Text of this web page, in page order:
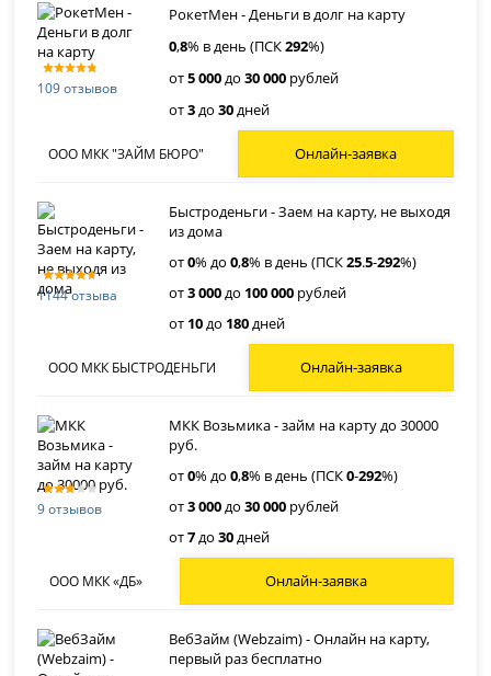
109 отзывов
РокетМен - Деньги в долг на карту
0,8% в день (ПСК292%)
от5 000до30 000 рублей
от3до30дней
ООО МКК "ЗАЙМ БЮРО" Онлайн-заявка
1144 отзыва
Быстроденьги - Заем на карту, не выходя
из дома
от0% до0,8% в день (ПСК25.5-292%)
от3 000до 100 000 рублей
от 10до 180дней
ООО МКК БЫСТРОДЕНЬГИ Онлайн-заявка
9 отзывов
МКК Возьмика - займ на карту до 30000
руб.
от0% до0,8% в день (ПСК0-292%)
от3 000до30 000 рублей
от7до30дней
ООО МКК «ДБ» Онлайн-заявка
ВебЗайм (Webzaim) - Онлайн на карту,
первый раз бесплатно